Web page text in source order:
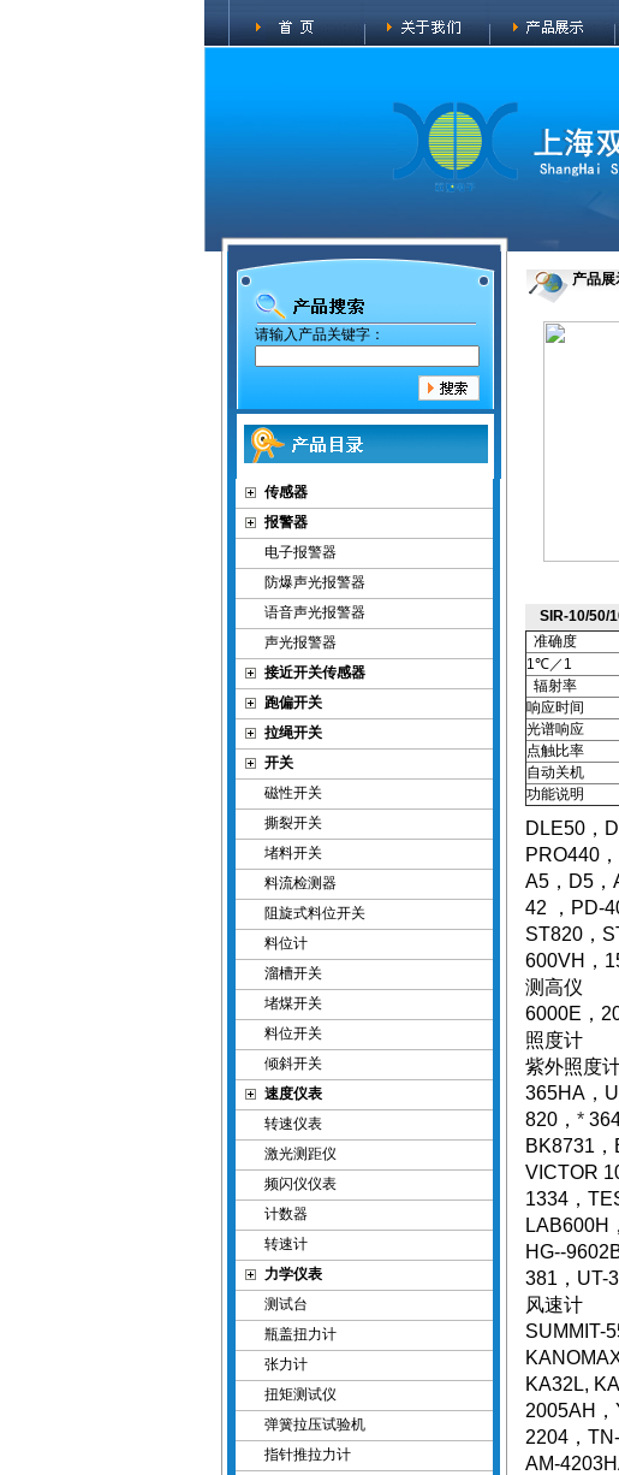
请输入产品关键字：
传感器
报警器
电子报警器
防爆声光报警器
语音声光报警器
声光报警器
接近开关传感器
跑偏开关
拉绳开关
开关
磁性开关
撕裂开关
堵料开关
料流检测器
阻旋式料位开关
料位计
溜槽开关
堵煤开关
料位开关
倾斜开关
速度仪表
转速仪表
激光测距仪
频闪仪仪表
计数器
转速计
力学仪表
测试台
瓶盖扭力计
张力计
扭矩测试仪
弹簧拉压试验机
指针推拉力计
产品展
SIR-10/50/
准确度
1℃／1
辐射率
响应时间
光谱响应
点触比率
自动关机
功能说明
DLE50，
PRO440
A5，D5，
42 ，PD-
ST820，
600VH，
测高仪
6000E，
照度计
紫外照度计
365HA，
820， *
BK8731
VICTOR
1334，
LAB600H
HG--
381，UT-
风速计
SUMMIT-
KA32L,
2005AH
2204 ，
AM-